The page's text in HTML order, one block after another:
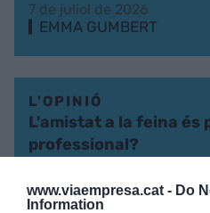
www.viaempresa.cat - Do
Information
7 de juliol de 2026
EMMA GUMBERT
L'OPINIÓ
L'amistat a la feina és
professional?
EMMA GUMBERT